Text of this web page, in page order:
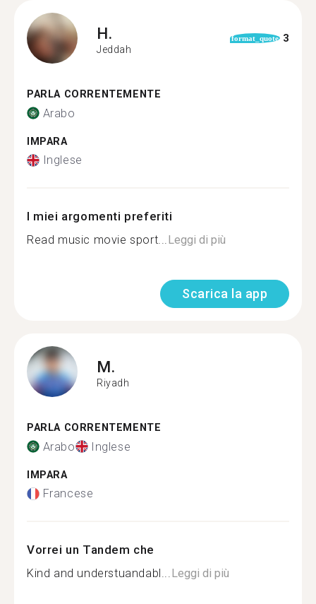
H.
Jeddah
format_quote 3
PARLA CORRENTEMENTE
Arabo
IMPARA
Inglese
I miei argomenti preferiti
Read music movie sport...Leggi di più
Scarica la app
M.
Riyadh
PARLA CORRENTEMENTE
Arabo Inglese
IMPARA
Francese
Vorrei un Tandem che
Kind and understuandabl...Leggi di più